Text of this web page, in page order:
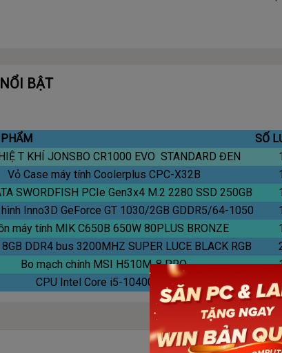
BẬT
SỐ
T KHÍ JONSBO CR1000 EVO STANDARD ĐEN 1
Vỏ Case máy tính Coolerplus CPC-X32B 1
SWORDFISH PCIe Gen3x4 M.2 2280 SSD 250GB 1
Inno3D GeForce GT 1030/2GB GDDR5/64-1050 1
máy tính MIK C650B 650W 80PLUS BRONZE 1
DDR4 bus 3200MHZ SUPER LUCE BLACK RGB
Bo mạch chính MSI H510M-8 PRO
CPU Intel Core i5-10400 Cty